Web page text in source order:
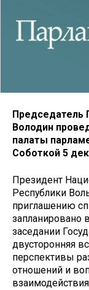
Председатель
Володин
палаты
Соботкой 5
Президент
Республики
приглашению
запланировано
заседании
двусторонняя
перспективы
отношений и